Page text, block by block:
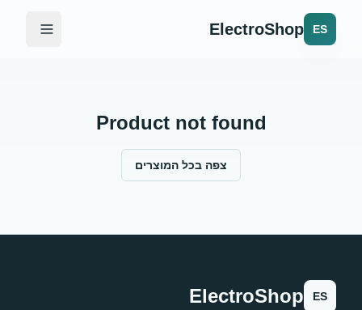
ES
ElectroShop
Product not found
צפה בכל המוצרים
ES
ElectroShop